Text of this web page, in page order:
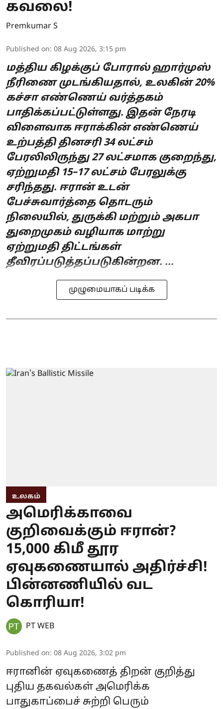
கவலை!
Premkumar S
Published on: 08 Aug 2026, 3:15 pm
மத்திய கிழக்குப் போரால் ஹார்முஸ்
நீரிணை முடங்கியதால், உலகின் 20%
கச்சா எண்ணெய் வர்த்தகம்
பாதிக்கப்பட்டுள்ளது. இதன் நேரடி
விளைவாக ஈராக்கின் எண்ணெய்
உற்பத்தி தினசரி 34 லட்சம்
பேரலிலிருந்து 27 லட்சமாக குறைந்து,
ஏற்றுமதி 15–17 லட்சம் பேரலுக்கு
சரிந்தது. ஈரான் உடன்
பேச்சுவார்த்தை தொடரும்
நிலையில், துருக்கி மற்றும் அகபா
துறைமுகம் வழியாக மாற்று
ஏற்றுமதி திட்டங்கள்
தீவிரப்படுத்தப்படுகின்றன. ...
முழுமையாகப் படிக்க
உலகம்
அமெரிக்காவை
குறிவைக்கும் ஈரான்?
15,000 கிமீ தூர
ஏவுகணையால் அதிர்ச்சி!
பின்னணியில் வட
கொரியா!
PT WEB
Published on: 08 Aug 2026, 3:02 pm
ஈரானின் ஏவுகணைத் திறன் குறித்து
புதிய தகவல்கள் அமெரிக்க
பாதுகாப்பைச் சுற்றி பெரும்